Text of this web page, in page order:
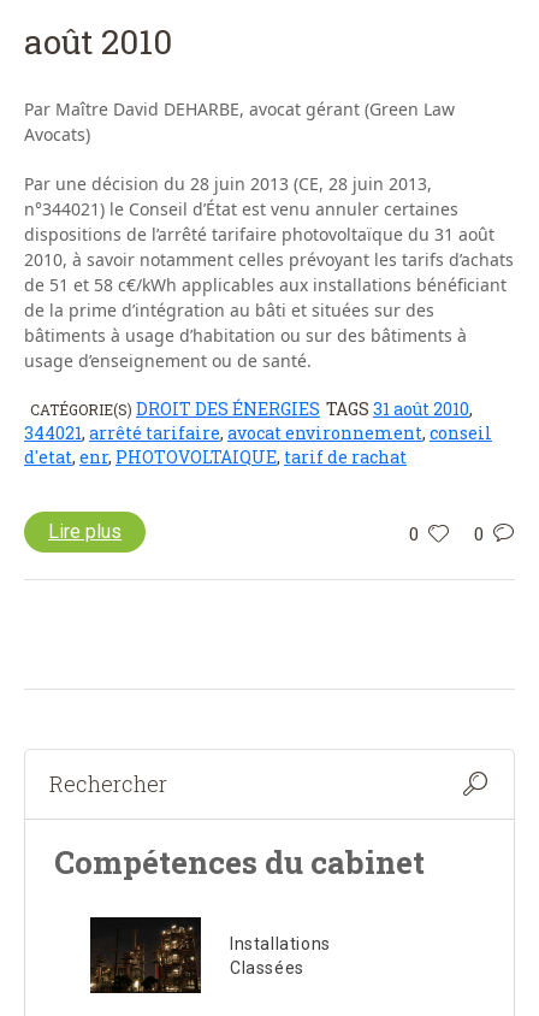
août 2010
Par Maître David DEHARBE, avocat gérant (Green Law
Avocats)
Par une décision du 28 juin 2013 (CE, 28 juin 2013,
n°344021) le Conseil d’État est venu annuler certaines
dispositions de l’arrêté tarifaire photovoltaïque du 31 août
2010, à savoir notamment celles prévoyant les tarifs d’achats
de 51 et 58 c€/kWh applicables aux installations bénéficiant
de la prime d’intégration au bâti et situées sur des
bâtiments à usage d’habitation ou sur des bâtiments à
usage d’enseignement ou de santé.
CATÉGORIE(S) DROIT DES ÉNERGIES TAGS 31 août 2010,
344021, arrêté tarifaire, avocat environnement, conseil
d'etat, enr, PHOTOVOLTAIQUE, tarif de rachat
0 0
Lire plus
Compétences du cabinet
Installations
Classées